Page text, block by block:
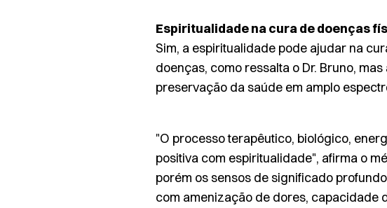
Espiritualidade na cura de doenças
Sim, a espiritualidade pode ajudar na
doenças, como ressalta o Dr. Bruno,
preservação da saúde em amplo
"O processo terapêutico, biológico,
positiva com espiritualidade", afirma o
porém os sensos de significado
com amenização de dores, capacidade